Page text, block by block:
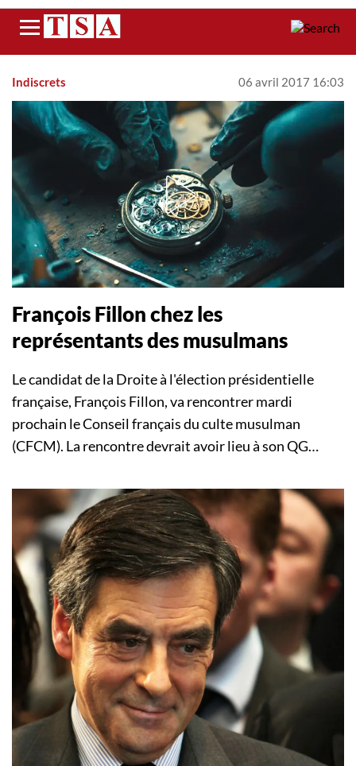
Menu
Indiscrets 06 avril 2017 16:03
François Fillon chez les
représentants des musulmans
Le candidat de la Droite à l'élection présidentielle
française, François Fillon, va rencontrer mardi
prochain le Conseil français du culte musulman
(CFCM). La rencontre devrait avoir lieu à son QG…